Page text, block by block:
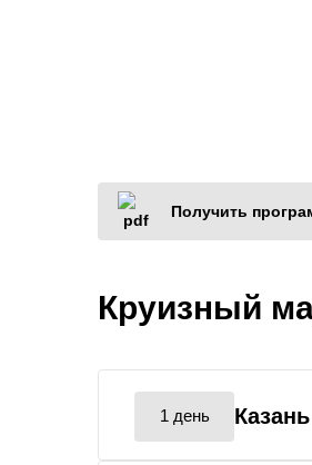
Получить
Круизный
1 день Казань